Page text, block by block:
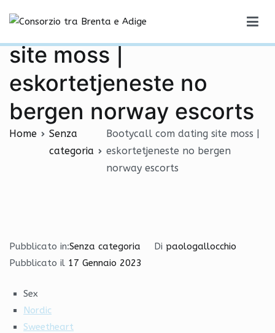
contenuto
Bootycall com dating
site moss |
eskortetjeneste no
bergen norway escorts
Home
Senza
categoria
Bootycall com dating site moss |
eskortetjeneste no bergen
norway escorts
Pubblicato in:Senza categoria Di paologallocchio
Pubblicato il 17 Gennaio 2023
Sex
Nordic
Sweetheart